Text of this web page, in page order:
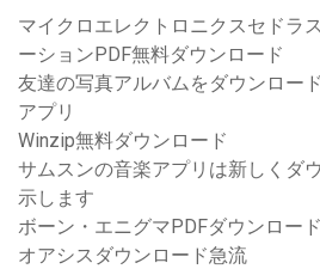
マイクロエレクトロニクスセドラ
ーションPDF無料ダウンロード
友達の写真アルバムをダウンロー
アプリ
Winzip無料ダウンロード
サムスンの音楽アプリは新しくダ
示します
ボーン・エニグマPDFダウンロード
オアシスダウンロード急流